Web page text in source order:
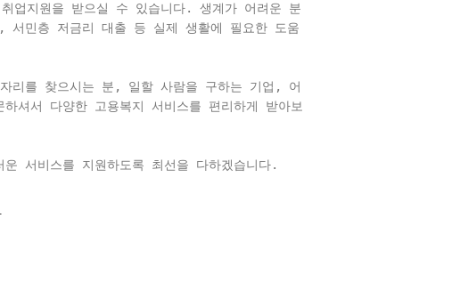
업지원을 받으실 수 있습니다. 생계가 어려운 분
서민층 저금리 대출 등 실제 생활에 필요한 도움
리를 찾으시는 분, 일할 사람을 구하는 기업, 어
셔서 다양한 고용복지 서비스를 편리하게 받아보
서비스를 지원하도록 최선을 다하겠습니다.